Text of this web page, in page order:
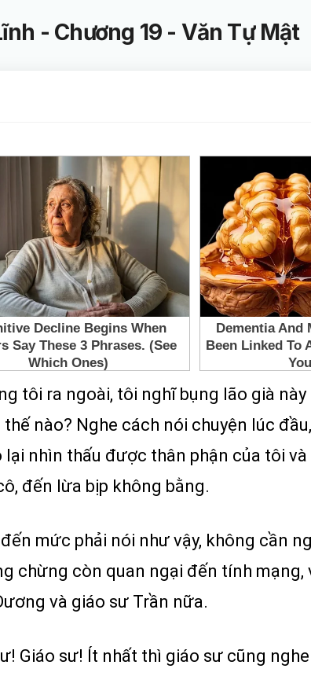
- Chương 19 - Văn Tự Mật
tôi ra ngoài, tôi nghĩ bụng lão già
nào? Nghe cách nói chuyện lúc
nhìn thấu được thân phận của tôi
đến lừa bịp không bằng.
mức phải nói như vậy, không cần
chừng còn quan ngại đến tính
và giáo sư Trần nữa.
Giáo sư! Ít nhất thì giáo sư cũng